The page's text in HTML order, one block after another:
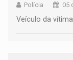
Polícia 05
Veículo da